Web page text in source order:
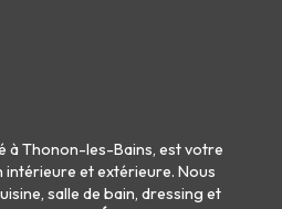
à Thonon-les-Bains, est votre
intérieure etextérieure. Nous
, salle de bain, dressing et